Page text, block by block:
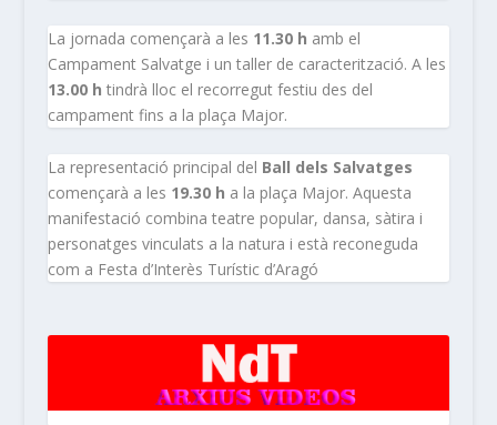
La jornada començarà a les 11.30 h amb el
Campament Salvatge i un taller de caracterització. A les
13.00 h tindrà lloc el recorregut festiu des del
campament fins a la plaça Major.
La representació principal del Ball dels Salvatges
començarà a les 19.30 h a la plaça Major. Aquesta
manifestació combina teatre popular, dansa, sàtira i
personatges vinculats a la natura i està reconeguda
com a Festa d’Interès Turístic d’Aragó